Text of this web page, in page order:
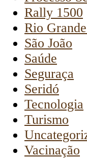
Rally 1500
Rio
São João
Saúde
Seguraça
Seridó
Tecnologia
Turismo
Vacinação